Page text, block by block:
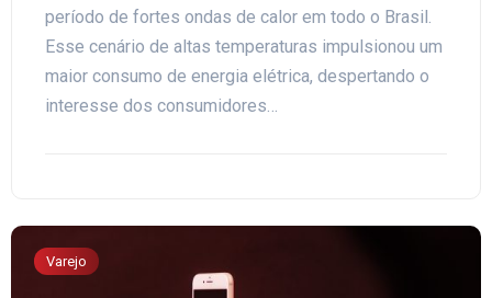
período de fortes ondas de calor em todo o Brasil.
Esse cenário de altas temperaturas impulsionou um
maior consumo de energia elétrica, despertando o
interesse dos consumidores…
Varejo